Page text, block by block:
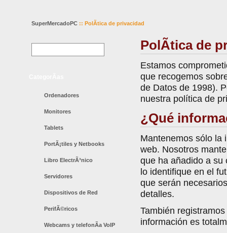
SuperMercadoPC :: PolÃ­tica de privacidad
Ordenadores
Monitores
Tablets
PortÃ¡tiles y Netbooks
Libro ElectrÃ³nico
Servidores
Dispositivos de Red
PerifÃ©ricos
Webcams y telefonÃ­a VoIP
PolÃ­tica de
Estamos
que recogemos
de Datos de 1998).
nuestra política de
¿Qué
Mantenemos sólo la
web. Nosotros
que ha añadido a su
lo identifique en el
que serán
detalles.
También
información es